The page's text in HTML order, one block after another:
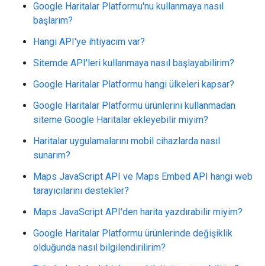
Google Haritalar Platformu'nu kullanmaya nasıl
başlarım?
Hangi API'ye ihtiyacım var?
Sitemde API'leri kullanmaya nasıl başlayabilirim?
Google Haritalar Platformu hangi ülkeleri kapsar?
Google Haritalar Platformu ürünlerini kullanmadan
siteme Google Haritalar ekleyebilir miyim?
Haritalar uygulamalarını mobil cihazlarda nasıl
sunarım?
Maps JavaScript API ve Maps Embed API hangi web
tarayıcılarını destekler?
Maps JavaScript API'den harita yazdırabilir miyim?
Google Haritalar Platformu ürünlerinde değişiklik
olduğunda nasıl bilgilendirilirim?